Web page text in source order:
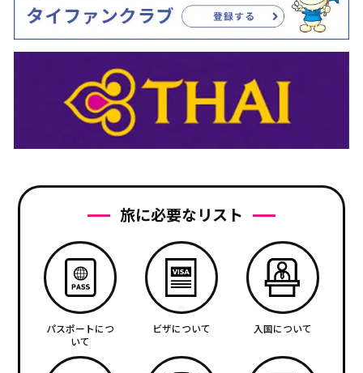
旅に必要なリスト
パスポートにつ
いて
ビザについて 入国について